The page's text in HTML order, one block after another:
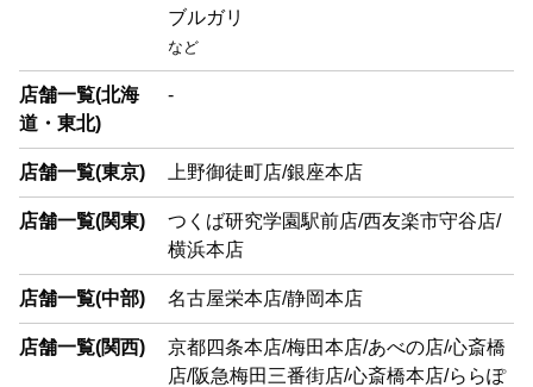
ブルガリ
など
店舗一覧(北海
道・東北)
-
店舗一覧(東京) 上野御徒町店/銀座本店
店舗一覧(関東)
つくば研究学園駅前店/西友楽市守谷店/
横浜本店
店舗一覧(中部) 名古屋栄本店/静岡本店
店舗一覧(関西)
京都四条本店/梅田本店/あべの店/心斎橋
店/阪急梅田三番街店/心斎橋本店/ららぽ